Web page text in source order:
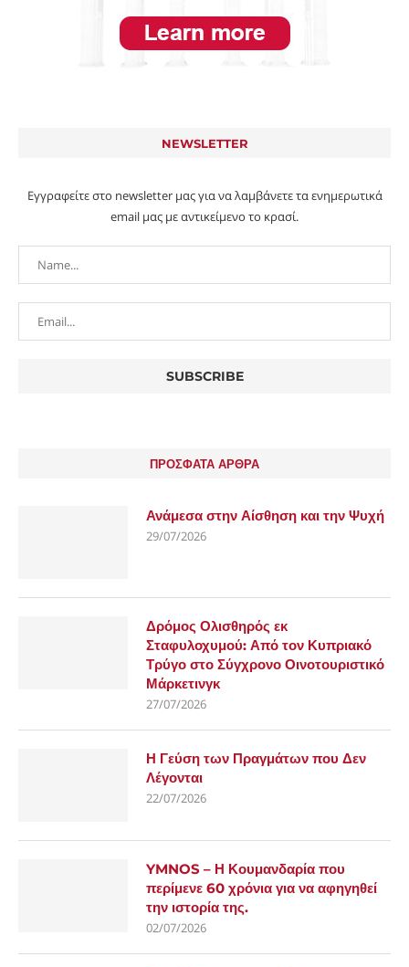
NEWSLETTER
Εγγραφείτε στο newsletter μας για να λαμβάνετε τα ενημερωτικά
email μας με αντικείμενο το κρασί.
ΠΡΟΣΦΑΤΑ ΑΡΘΡΑ
Ανάμεσα στην Αίσθηση και την Ψυχή
29/07/2026
Δρόμος Ολισθηρός εκ
Σταφυλοχυμού: Από τον Κυπριακό
Τρύγο στο Σύγχρονο Οινοτουριστικό
Μάρκετινγκ
27/07/2026
Η Γεύση των Πραγμάτων που Δεν
Λέγονται
22/07/2026
YMNOS – Η Κουμανδαρία που
περίμενε 60 χρόνια για να αφηγηθεί
την ιστορία της.
02/07/2026